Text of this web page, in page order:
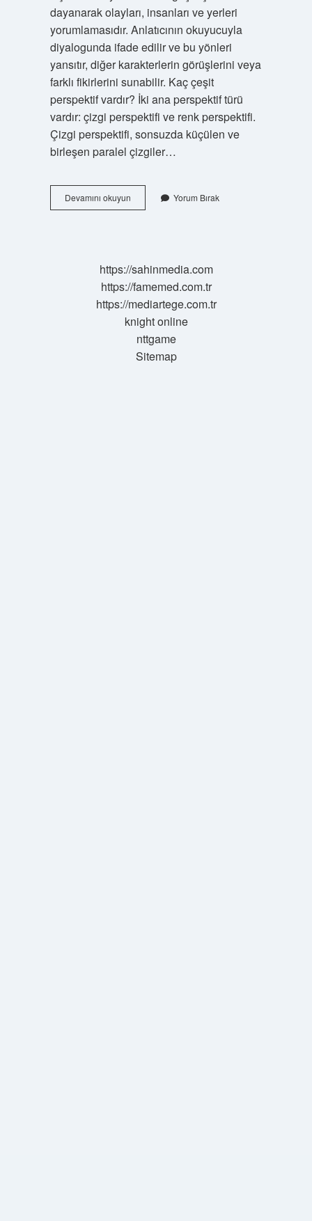
dayanarak olayları, insanları ve yerleri
yorumlamasıdır. Anlatıcının okuyucuyla
diyalogunda ifade edilir ve bu yönleri
yansıtır, diğer karakterlerin görüşlerini veya
farklı fikirlerini sunabilir. Kaç çeşit
perspektif vardır? İki ana perspektif türü
vardır: çizgi perspektifi ve renk perspektifi.
Çizgi perspektifi, sonsuzda küçülen ve
birleşen paralel çizgiler…
Devamını okuyunPerspektif
Nedir
Yorum Bırak
https://sahinmedia.com
https://famemed.com.tr
https://mediartege.com.tr
knight online
nttgame
Sitemap